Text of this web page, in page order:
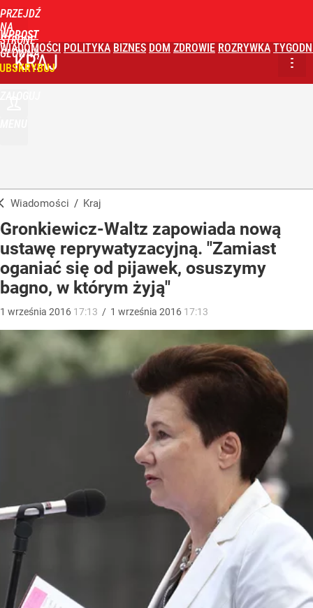
PRZEJDŹ
NA
STRONĘ
GŁÓWNĄ
WPROST
WIADOMOŚCI POLITYKA BIZNES DOM ZDROWIE ROZRYWKA
KRAJ
Wiadomości / Kraj
Gronkiewicz-Waltz zapowiada nową
ustawę reprywatyzacyjną. "Zamiast
oganiać się od pijawek, osuszymy
bagno, w którym żyją"
1 września 2016 17:13 / 1 września 2016 17:13